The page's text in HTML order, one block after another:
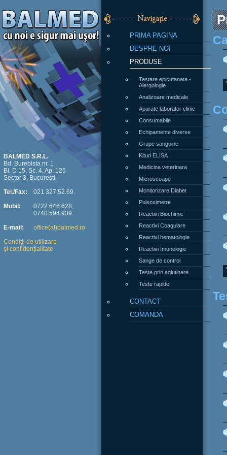
PRIMA PAGINA
DESPRE NOI
PRODUSE
Testare epicutanata -
Alergologie
Analizoare medicale
Aparate laborator clinic
Consumabile
Echipamente diverse
Grupe sanguine
Kituri ELISA
Medicina veterinara
Microscoape
Monitorizare Diabet
Pulsoximetre
Reactivi Biochimie
Reactivi Coagulare
Reactivi hematologie
Reactivi Imunologie
Sange de control
Teste prin aglutinare
Teste rapide
CONTACT
COMANDA
BALMED S.R.L.
Bd. Burebista nr. 1
Bl. D 15, Sc. 4, Ap. 125
Sector 3, Bucureşti
Tel./Fax:
Mobil:
E-mail:
021 327.52.69.
0722.646.628;
0740.594.939.
office(at)balmed.ro
Condiţii de utilizare
şi confidenţialitate